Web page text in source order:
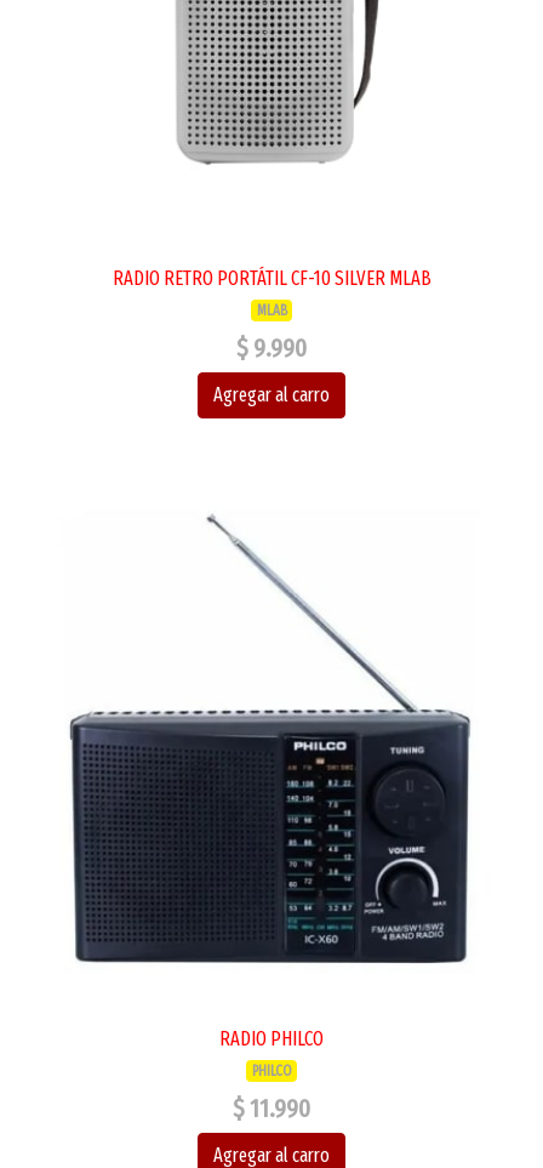
RADIO RETRO PORTÁTIL CF-10 SILVER MLAB
MLAB
$ 9.990
Agregar al carro
RADIO PHILCO
PHILCO
$ 11.990
Agregar al carro